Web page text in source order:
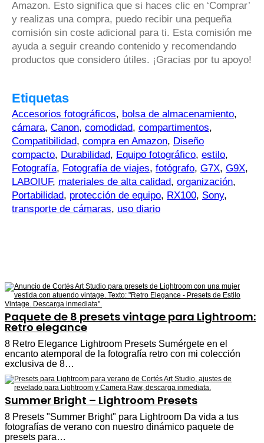
Amazon. Esto significa que si haces clic en ‘Comprar’
y realizas una compra, puedo recibir una pequeña
comisión sin coste adicional para ti. Esta comisión me
ayuda a seguir creando contenido y recomendando
productos que considero útiles. ¡Gracias por tu apoyo!
Etiquetas
Accesorios fotográficos, bolsa de almacenamiento,
cámara, Canon, comodidad, compartimentos,
Compatibilidad, compra en Amazon, Diseño
compacto, Durabilidad, Equipo fotográfico, estilo,
Fotografía, Fotografía de viajes, fotógrafo, G7X, G9X,
LABOIUF, materiales de alta calidad, organización,
Portabilidad, protección de equipo, RX100, Sony,
transporte de cámaras, uso diario
Paquete de 8 presets vintage para Lightroom:
Retro elegance
8 Retro Elegance Lightroom Presets Sumérgete en el
encanto atemporal de la fotografía retro con mi colección
exclusiva de 8…
Summer Bright – Lightroom Presets
8 Presets "Summer Bright" para Lightroom Da vida a tus
fotografías de verano con nuestro dinámico paquete de
presets para…